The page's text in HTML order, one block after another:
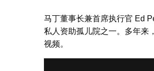
马丁董事长兼首席执行官 Ed
私人资助孤儿院之一。多年来
视频。